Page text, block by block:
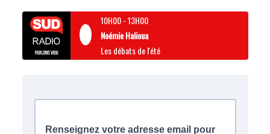
10H00-13H00
Noémie Halioua
Les débats de l'été